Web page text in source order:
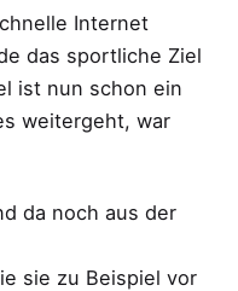
Internet
das sportliche Ziel
ist nun schon ein
weitergeht, war
da noch aus der
sie zu Beispiel vor